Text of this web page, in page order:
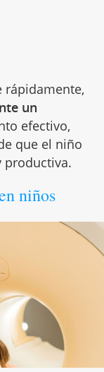
rápidamente,
un
efectivo,
que el niño
productiva.
niños